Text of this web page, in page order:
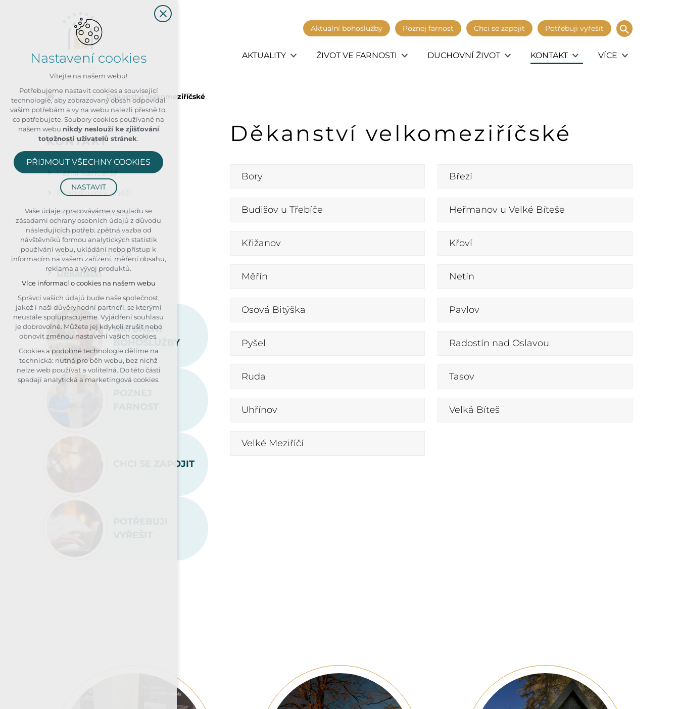
Aktuální bohoslužby Poznej farnost Chci se zapojit Potřebuji vyřešit
AKTUALITY ŽIVOT VE FARNOSTI DUCHOVNÍ ŽIVOT KONTAKT VÍCE
Kontakt Děkanství velkomeziříčské
Děkanství velkomeziříčské
Bory Březí
Budišov u Třebíče Heřmanov u Velké Bíteše
Křižanov Křoví
Měřín Netín
Osová Bitýška Pavlov
Pyšel Radostín nad Oslavou
Ruda Tasov
Uhřínov Velká Bíteš
Velké Meziříčí
KONTAKT
Farní kancelář
Představení kněží
Právní informace
Pastorační rada
Ekonomická rada
Děkanství
AKTUÁLNÍ
BOHOSLUŽBY
CHCI SE ZAPOJIT
Nastavení cookies
Vítejte na našem webu!
Potřebujeme nastavit cookies a související
technologie, aby zobrazovaný obsah odpovídal
vašim potřebám a vy na webu nalezli přesně to,
co potřebujete. Soubory cookies používané na
našem webu nikdy neslouží ke zjišťování
totožnosti uživatelů stránek.
PŘIJMOUT VŠECHNY COOKIES
NASTAVIT
Technická cookies
nutná pro provozování webu
udržení kontextu stránek (session):
případná přihlášení, volby jazyka, apod.
Volitelná cookies
analytická pro anonymizované
vyhodnocení návštěvnosti
marketingová cookies (Google, Seznam,
Facebook)
Více informací o cookies na našem webu
PŘIJMOUT VŠECHNY COOKIES
ODMÍTNOUT VOLITELNÁ
Vaše údaje zpracováváme v souladu se
zásadami ochrany osobních údajů z důvodu
následujících potřeb: zpětná vazba od
návštěvníků formou analytických statistik
používání webu, ukládání nebo přístup k
informacím na vašem zařízení, měření obsahu,
reklama a vývoj produktů.
Více informací o cookies na našem webu
Správci vašich údajů bude naše společnost,
jakož i naši důvěryhodní partneři, se kterými
neustále spolupracujeme. Vyjádření souhlasu
je dobrovolné. Můžete jej kdykoli zrušit nebo
obnovit změnou nastavení vašich cookies.
Cookies a podobné technologie dělíme na
technická: nutná pro běh webu, bez nichž
nelze web používat a volitelná. Do této části
spadají analytická a marketingová cookies.